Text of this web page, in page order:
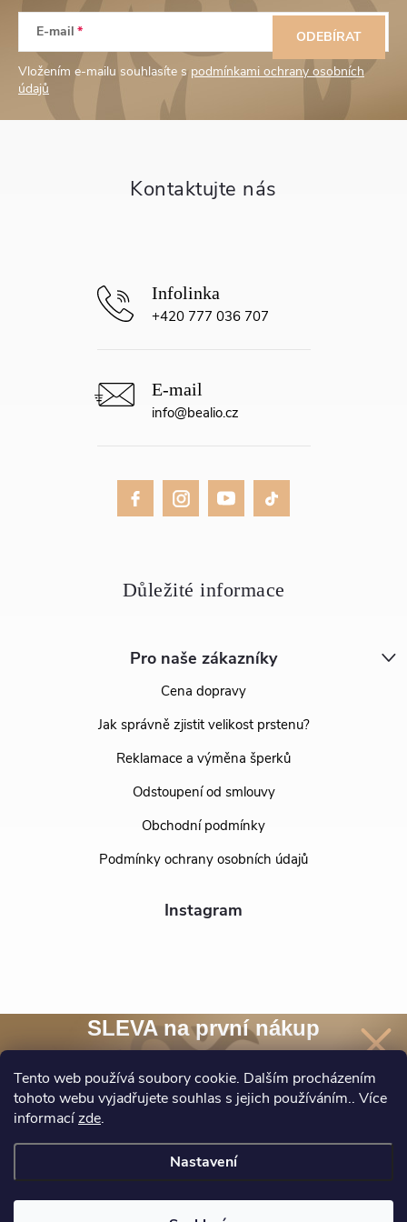
Tento web používá soubory cookie. Dalším procházením
tohoto webu vyjadřujete souhlas s jejich používáním.. Více
informacízde.
Nastavení
p
E-mail
Vložením e-mailu souhlasíte s podmínkami ochrany osobních
údajů
ODEBÍRAT
Pro naše zákazníky
Cena dopravy
Jak správně zjistit velikost prstenu?
Reklamace a výměna šperků
Odstoupení od smlouvy
Obchodní podmínky
Podmínky ochrany osobních údajů
Instagram
Sledovat na Instagramu
info@bealio.cz
+420 777 036 707
SLEVA na první nákup
asleva 10 %na nákup* je Vaše.
Chci novinky a slevu